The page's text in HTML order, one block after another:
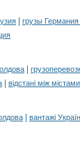
грузы Германия
відстані між містами
вантажі